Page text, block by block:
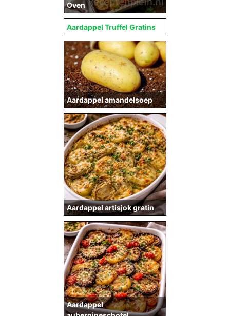
Aardappel amandelsoep
Aardappel artisjok gratin
Aardappel
Oven
Aardappel Truffel Gratins